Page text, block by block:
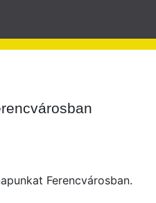
Ferencvárosban.